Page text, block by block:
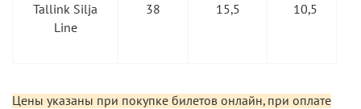
Tallink Silja
Line
38 15,5 10,5
Цены указаны при покупке билетов онлайн, при оплате